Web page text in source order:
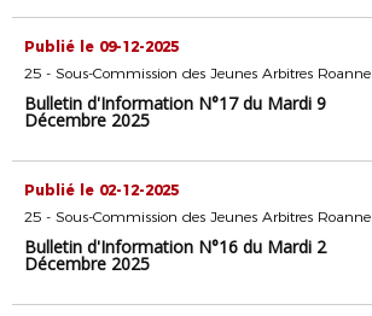
Publié le 09-12-2025
25 - Sous-Commission des Jeunes Arbitres Roanne
Bulletin d'Information N°17 du Mardi 9
Décembre 2025
Publié le 02-12-2025
25 - Sous-Commission des Jeunes Arbitres Roanne
Bulletin d'Information N°16 du Mardi 2
Décembre 2025